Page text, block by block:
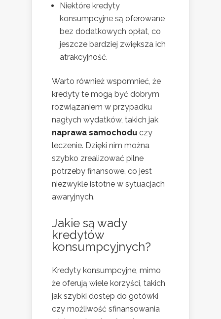
Niektóre kredyty
konsumpcyjne są oferowane
bez dodatkowych opłat, co
jeszcze bardziej zwiększa ich
atrakcyjność.
Warto również wspomnieć, że
kredyty te mogą być dobrym
rozwiązaniem w przypadku
nagłych wydatków, takich jak
naprawa samochodu czy
leczenie. Dzięki nim można
szybko zrealizować pilne
potrzeby finansowe, co jest
niezwykle istotne w sytuacjach
awaryjnych.
Jakie są wady
kredytów
konsumpcyjnych?
Kredyty konsumpcyjne, mimo
że oferują wiele korzyści, takich
jak szybki dostęp do gotówki
czy możliwość sfinansowania